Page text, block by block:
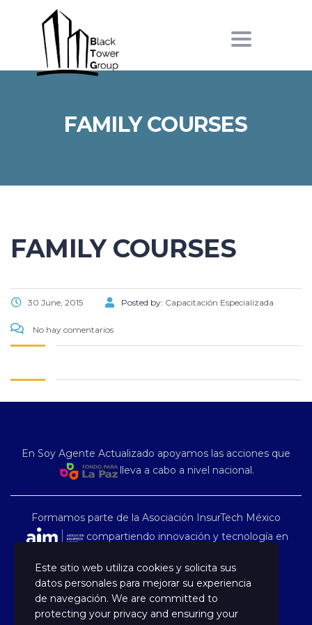
Toggle
FAMILY COURSES
FAMILY COURSES
30 June, 2015 Posted by: Capacitación Especializada
No hay comentarios
En Soy Agente Actualizado apoyamos las acciones que
lleva a cabo a nivel nacional.
Formamos parte de la Asociación InsurTech México
compartiendo innovación y tecnología en
Este sitio web utiliza cookies y solicita sus
datos personales para mejorar su experiencia
de navegación. We are committed to
protecting your privacy and ensuring your